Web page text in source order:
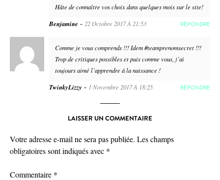
Hâte de connaître vos choix dans quelques mois sur le site!
Benjamine - 22 Octobre 2017 À 21:53 RÉPONDRE
Comme je vous comprends !!! Idem #teamprenomsecret !!!
Trop de critiques possibles et puis comme vous, j’ai
toujours aimé l’apprendre à la naissance !
TwinkyLizzy - 1 Novembre 2017 À 18:25 RÉPONDRE
LAISSER UN COMMENTAIRE
Votre adresse e-mail ne sera pas publiée. Les champs
obligatoires sont indiqués avec *
Commentaire *